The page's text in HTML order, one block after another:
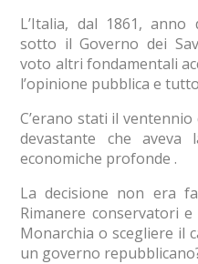
L’Italia, dal 1861, anno
sotto il Governo dei
voto altri fondamentali
l’opinione pubblica e
C’erano stati il
devastante che aveva
economiche profonde .
La decisione non era
Rimanere conservatori
Monarchia o scegliere il
un governo